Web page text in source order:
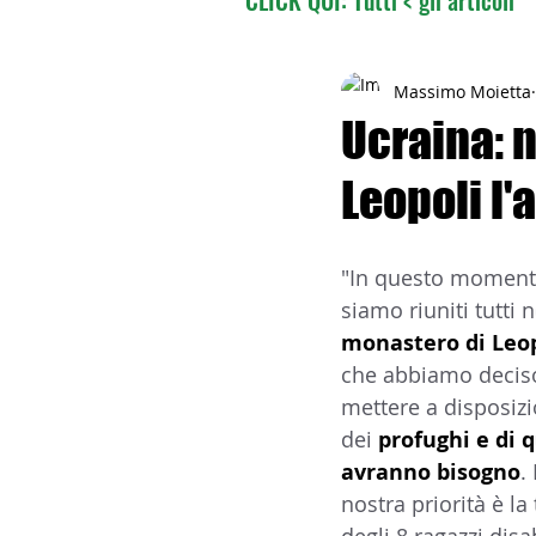
02 - TURISMO DELLE
04 - ITALIANI
06 - ITALIANI
08 - ITALIANI IN OCEANIA
11 - ITALIANI ALL'ESTERO
Ucraina:
Leopoli
Massimo Moietta
"In questo
siamo riuniti tutti
monastero di
che abbiamo
mettere a
dei profughi e di
avranno bisogno.
nostra priorità è la